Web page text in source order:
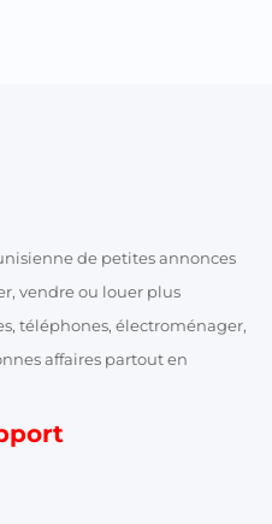
de petites annonces
vendre ou louer plus
téléphones, électroménager,
affaires partout en